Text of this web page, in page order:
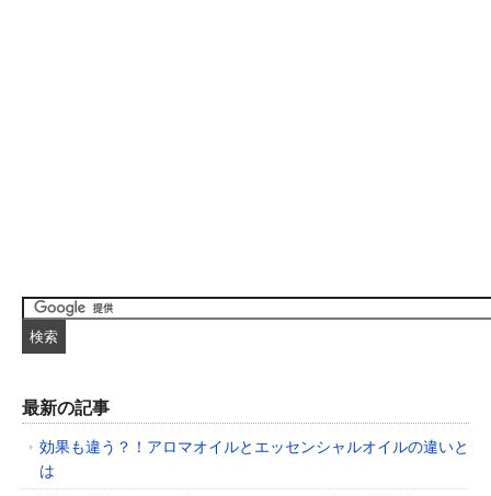
最新の記事
効果も違う？！アロマオイルとエッセンシャルオイルの違いと
は